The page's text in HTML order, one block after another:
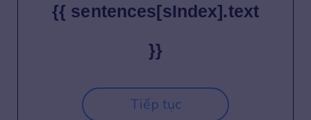
{{ sentences[sIndex].text
}}
Tiếp tục